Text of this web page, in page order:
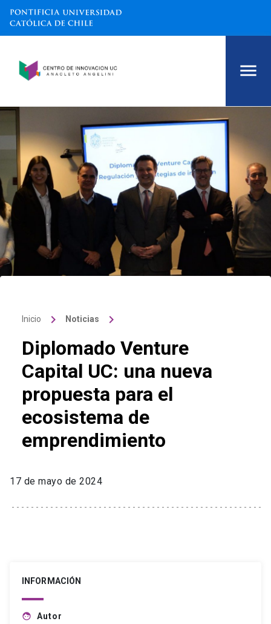
Inicio keyboard_arrow_right Noticias keyboard_arrow_right
Diplomado Venture
Capital UC: una nueva
propuesta para el
ecosistema de
emprendimiento
17 de mayo de 2024
INFORMACIÓN
face Autor